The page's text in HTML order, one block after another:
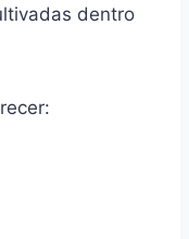
dentro